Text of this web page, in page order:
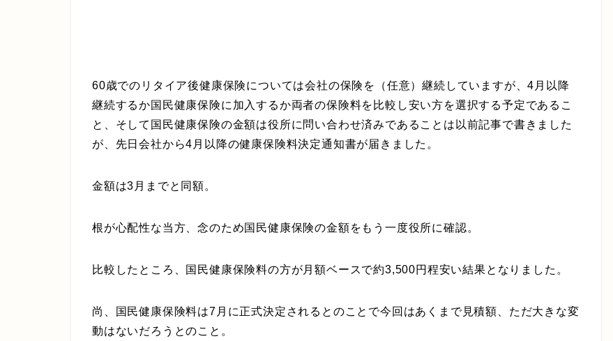
60歳でのリタイア後健康保険については会社の保険を（任意）継続していますが、4月以降
継続するか国民健康保険に加入するか両者の保険料を比較し安い方を選択する予定であるこ
と、そして国民健康保険の金額は役所に問い合わせ済みであることは以前記事で書きました
が、先日会社から4月以降の健康保険料決定通知書が届きました。
金額は3月までと同額。
根が心配性な当方、念のため国民健康保険の金額をもう一度役所に確認。
比較したところ、国民健康保険料の方が月額ベースで約3,500円程安い結果となりました。
尚、国民健康保険料は7月に正式決定されるとのことで今回はあくまで見積額、ただ大きな変
動はないだろうとのこと。